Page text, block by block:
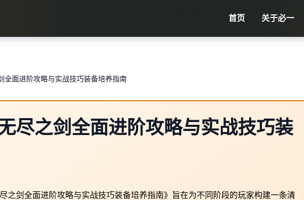
首页 关于必一
全面进阶攻略与实战技巧装备培养指南
尽之剑全面进阶攻略与实战技巧装
之剑全面进阶攻略与实战技巧装备培养指南》旨在为不同阶段的玩家构建一条清